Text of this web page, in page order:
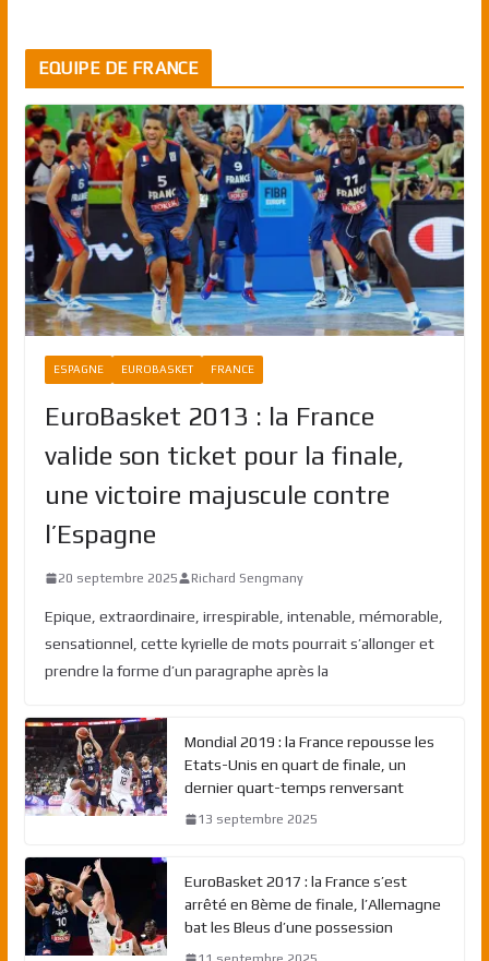
EQUIPE DE FRANCE
ESPAGNE EUROBASKET FRANCE
EuroBasket 2013 : la France
valide son ticket pour la finale,
une victoire majuscule contre
l’Espagne
20 septembre 2025 Richard Sengmany
Epique, extraordinaire, irrespirable, intenable, mémorable,
sensationnel, cette kyrielle de mots pourrait s’allonger et
prendre la forme d’un paragraphe après la
Mondial 2019 : la France repousse les
Etats-Unis en quart de finale, un
dernier quart-temps renversant
13 septembre 2025
EuroBasket 2017 : la France s’est
arrêté en 8ème de finale, l’Allemagne
bat les Bleus d’une possession